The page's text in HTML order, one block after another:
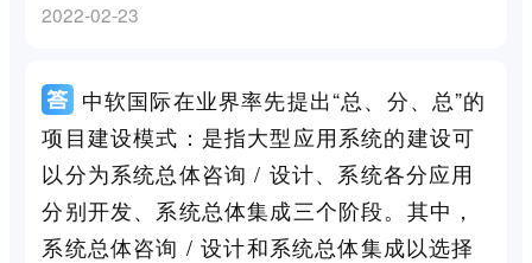
2022-02-23
中软国际在业界率先提出“总、分、总”的
项目建设模式：是指大型应用系统的建设可
以分为系统总体咨询 / 设计、系统各分应用
分别开发、系统总体集成三个阶段。其中，
系统总体咨询 / 设计和系统总体集成以选择